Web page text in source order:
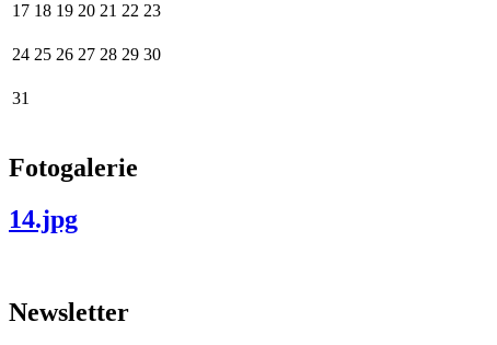
17 18 19 20 21 22 23
24 25 26 27 28 29 30
31
Fotogalerie
14.jpg
Newsletter